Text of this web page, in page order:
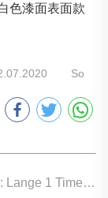
色漆面表面款
So
下一篇: Lange 1 Time Zone 面世15年後